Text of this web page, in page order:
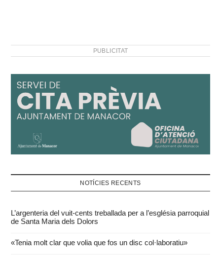
PUBLICITAT
NOTÍCIES RECENTS
L’argenteria del vuit-cents treballada per a l’església parroquial
de Santa Maria dels Dolors
«Tenia molt clar que volia que fos un disc col·laboratiu»